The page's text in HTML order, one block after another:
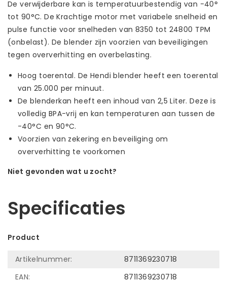
De verwijderbare kan is temperatuurbestendig van -40°
tot 90°C. De Krachtige motor met variabele snelheid en
pulse functie voor snelheden van 8350 tot 24800 TPM
(onbelast). De blender zijn voorzien van beveiligingen
tegen oververhitting en overbelasting.
Hoog toerental. De Hendi blender heeft een toerental
van 25.000 per minuut.
De blenderkan heeft een inhoud van 2,5 Liter. Deze is
volledig BPA-vrij en kan temperaturen aan tussen de
-40°C en 90°C.
Voorzien van zekering en beveiliging om
oververhitting te voorkomen
Niet gevonden wat u zocht?
Specificaties
Product
Artikelnummer:
8711369230718
EAN:
8711369230718